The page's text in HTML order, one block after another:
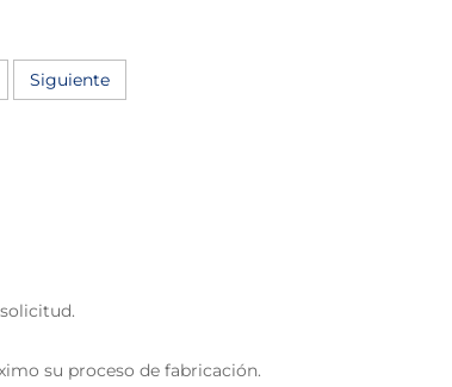
Siguiente
su proceso de fabricación.